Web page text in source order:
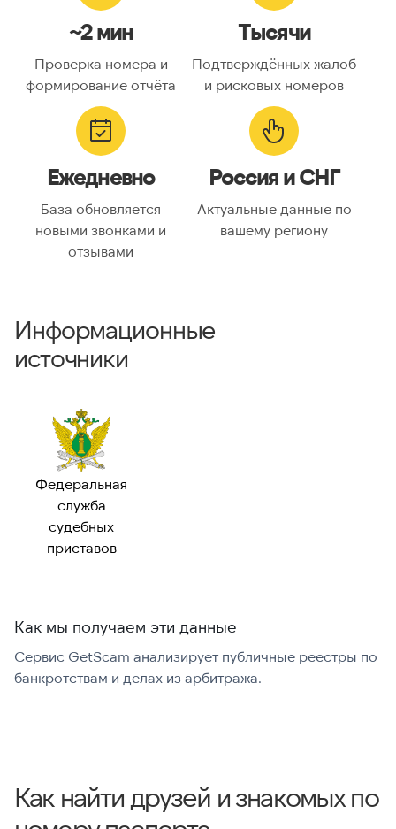
~2 мин
Проверка номера и
формирование отчёта
Тысячи
Подтверждённых жалоб
и рисковых номеров
Ежедневно
База обновляется
новыми звонками и
отзывами
Россия и СНГ
Актуальные данные по
вашему региону
Информационные
источники
Федеральная
служба
судебных
приставов
Как мы получаем эти данные
Сервис GetScam анализирует публичные реестры по
банкротствам и делах из арбитража.
Как найти друзей и знакомых по